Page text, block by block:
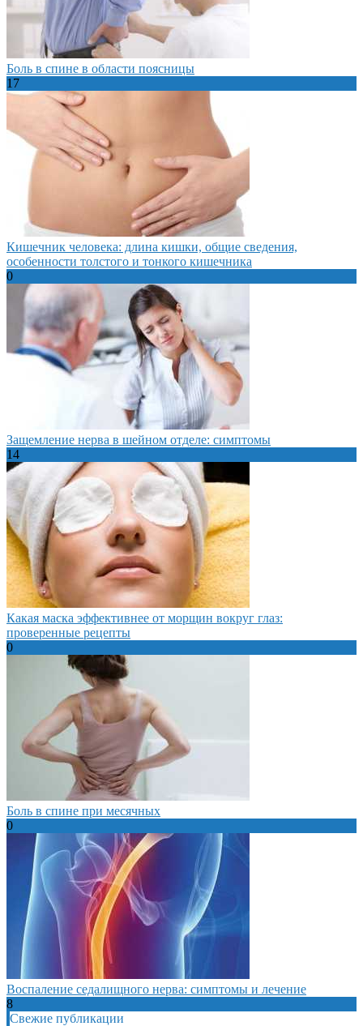
Боль в спине в области поясницы
17
Кишечник человека: длина кишки, общие сведения,
особенности толстого и тонкого кишечника
0
Защемление нерва в шейном отделе: симптомы
14
Какая маска эффективнее от морщин вокруг глаз:
проверенные рецепты
0
Боль в спине при месячных
0
Воспаление седалищного нерва: симптомы и лечение
8
Свежие публикации